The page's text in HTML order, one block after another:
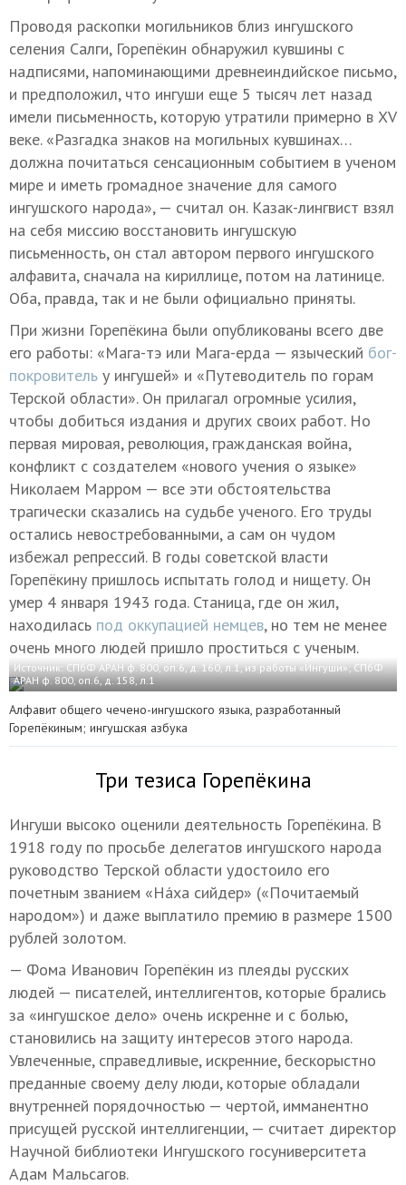
Проводя раскопки могильников близ ингушского
селения Салги, Горепёкин обнаружил кувшины с
надписями, напоминающими древнеиндийское письмо,
и предположил, что ингуши еще 5 тысяч лет назад
имели письменность, которую утратили примерно в XV
веке. «Разгадка знаков на могильных кувшинах…
должна почитаться сенсационным событием в ученом
мире и иметь громадное значение для самого
ингушского народа», — считал он. Казак-лингвист взял
на себя миссию восстановить ингушскую
письменность, он стал автором первого ингушского
алфавита, сначала на кириллице, потом на латинице.
Оба, правда, так и не были официально приняты.
При жизни Горепёкина были опубликованы всего две
его работы: «Мага-тэ или Мага-ерда — языческий бог-
покровитель у ингушей» и «Путеводитель по горам
Терской области». Он прилагал огромные усилия,
чтобы добиться издания и других своих работ. Но
первая мировая, революция, гражданская война,
конфликт с создателем «нового учения о языке»
Николаем Марром — все эти обстоятельства
трагически сказались на судьбе ученого. Его труды
остались невостребованными, а сам он чудом
избежал репрессий. В годы советской власти
Горепёкину пришлось испытать голод и нищету. Он
умер 4 января 1943 года. Станица, где он жил,
находилась под оккупацией немцев, но тем не менее
очень много людей пришло проститься с ученым.
Источник:СПбФ АРАН ф. 800, оп.6, д. 160, л.1, из работы «Ингуши»;СПбФ
АРАН ф. 800, оп.6, д. 158, л.1
Алфавит общего чечено-ингушского языка, разработанный
Горепёкиным; ингушская азбука
Три тезиса Горепёкина
Ингуши высоко оценили деятельность Горепёкина. В
1918 году по просьбе делегатов ингушского народа
руководство Терской области удостоило его
почетным званием «Нáха сийдер» («Почитаемый
народом») и даже выплатило премию в размере 1500
рублей золотом.
— Фома Иванович Горепёкин из плеяды русских
людей — писателей, интеллигентов, которые брались
за «ингушское дело» очень искренне и с болью,
становились на защиту интересов этого народа.
Увлеченные, справедливые, искренние, бескорыстно
преданные своему делу люди, которые обладали
внутренней порядочностью — чертой, имманентно
присущей русской интеллигенции, — считает директор
Научной библиотеки Ингушского госуниверситета
Адам Мальсагов.